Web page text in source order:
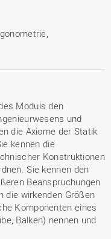
Moduls den
und
die Axiome der Statik
kennen die
Konstruktionen
Sie kennen den
Beanspruchungen
die wirkenden Größen
Komponenten eines
Balken) nennen und